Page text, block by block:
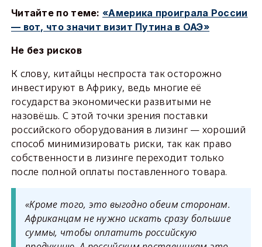
Читайте по теме:«Америка проиграла России
— вот, что значит визит Путина в ОАЭ»
Не без рисков
К слову, китайцы неспроста так осторожно
инвестируют в Африку, ведь многие её
государства экономически развитыми не
назовёшь. С этой точки зрения поставки
российского оборудования в лизинг — хороший
способ минимизировать риски, так как право
собственности в лизинге переходит только
после полной оплаты поставленного товара.
«Кроме того, это выгодно обеим сторонам.
Африканцам не нужно искать сразу большие
суммы, чтобы оплатить российскую